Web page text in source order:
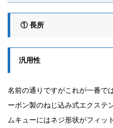
① 長所
汎用性
名前の通りですがこれが一番で
ーボン製のねじ込み式エクステ
ムキューにはネジ形状がフィッ